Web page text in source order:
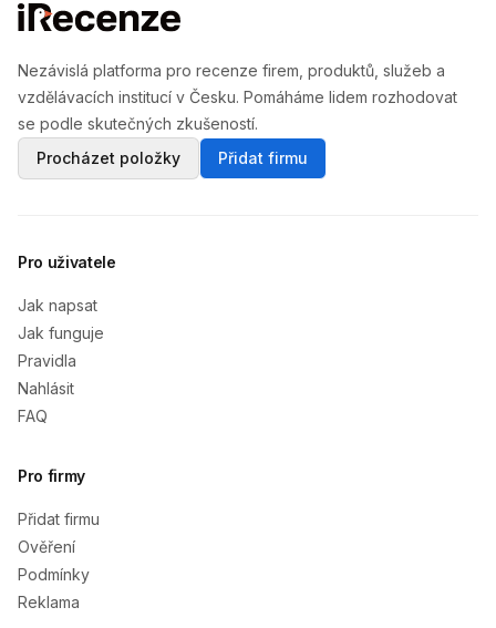
Nezávislá platforma pro recenze firem, produktů, služeb a
vzdělávacích institucí v Česku. Pomáháme lidem rozhodovat
se podle skutečných zkušeností.
Procházet položky
Přidat firmu
Pro uživatele
Jak napsat
Jak funguje
Pravidla
Nahlásit
FAQ
Pro firmy
Přidat firmu
Ověření
Podmínky
Reklama